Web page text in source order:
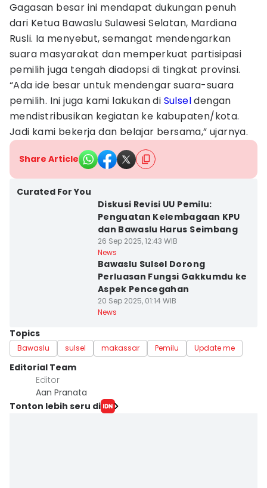
Gagasan besar ini mendapat dukungan penuh
dari Ketua Bawaslu Sulawesi Selatan, Mardiana
Rusli. Ia menyebut, semangat mendengarkan
suara masyarakat dan memperkuat partisipasi
pemilih juga tengah diadopsi di tingkat provinsi.
“Ada ide besar untuk mendengar suara-suara
pemilih. Ini juga kami lakukan di Sulseldengan
mendistribusikan kegiatan ke kabupaten/kota.
Jadi kami bekerja dan belajar bersama,” ujarnya.
Share Article
Curated For You
Diskusi Revisi UU Pemilu:
Penguatan Kelembagaan KPU
dan Bawaslu Harus Seimbang
26 Sep 2025, 12:43 WIB
News
Bawaslu Sulsel Dorong
Perluasan Fungsi Gakkumdu ke
Aspek Pencegahan
20 Sep 2025, 01:14 WIB
News
Topics
Bawaslu sulsel makassar Pemilu Update me
Editorial Team
Editor
Aan Pranata
Tonton lebih seru di